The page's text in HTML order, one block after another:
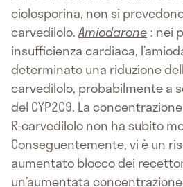
ciclosporina, non si
carvedilolo.Amiodarone : nei
insufficienza cardiaca,
determinato una riduzione
carvedilolo, probabilmente a
del CYP2C9. La
R-carvedilolo non ha subito
Conseguentemente, vi è un
aumentato blocco dei
un’aumentata